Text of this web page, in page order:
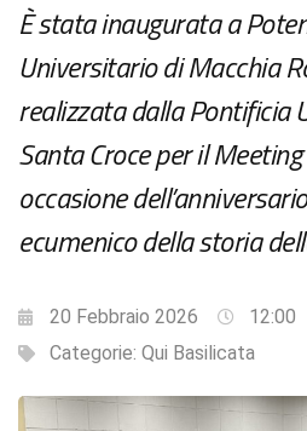
È stata inaugurata a
Universitario di Macchia
realizzata dalla Pontificia
Santa Croce per il
occasione
ecumenico della storia
20 Febbraio 2026
12:00
Categorie: Qui Basilicata